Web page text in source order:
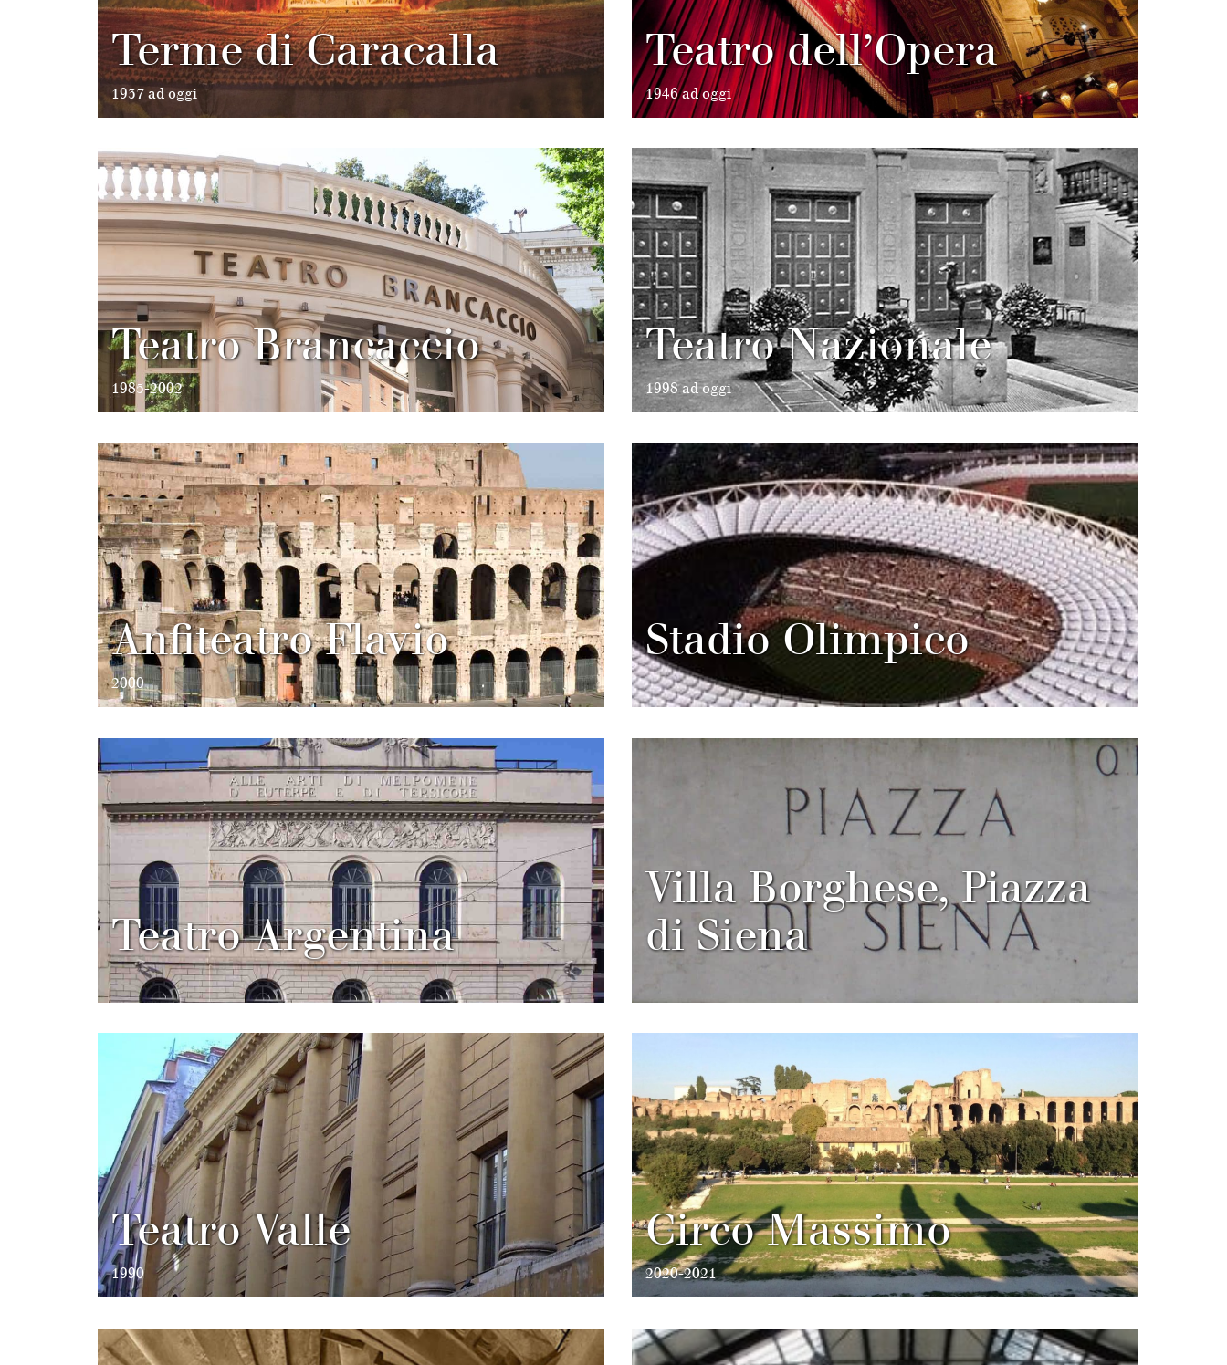
Terme di Caracalla
1937 ad oggi
Teatro dell’Opera
1946 ad oggi
Teatro Brancaccio
1985-2002
Teatro Nazionale
1998 ad oggi
Anfiteatro Flavio
2000
Stadio Olimpico
Teatro Argentina
Villa Borghese, Piazza
di Siena
Teatro Valle
1990
Circo Massimo
2020-2021